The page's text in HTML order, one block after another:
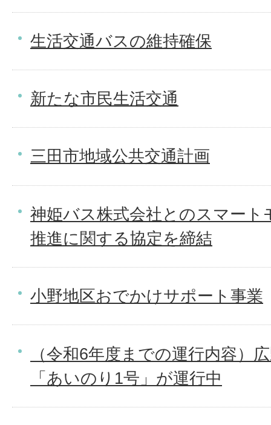
生活交通バスの維持確保
新たな市民生活交通
三田市地域公共交通計画
神姫バス株式会社とのスマー
推進に関する協定を締結
小野地区おでかけサポート事業
（令和6年度までの運行内容）
「あいのり1号」が運行中